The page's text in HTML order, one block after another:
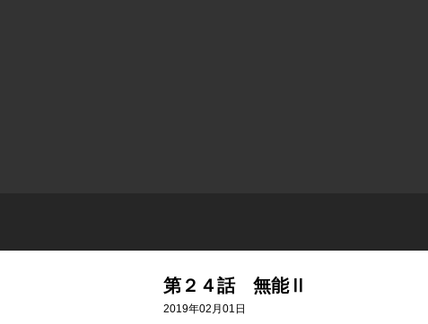
第２４話 無能Ⅱ
2019年02月01日